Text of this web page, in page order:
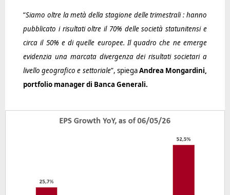
“Siamo oltre la metà della stagione delle trimestrali : hanno
pubblicato i risultati oltre il 70% delle società statunitensi e
circa il 50% e di quelle europee. Il quadro che ne emerge
evidenzia una marcata divergenza dei risultati societari a
livello geografico e settoriale”, spiegaAndrea Mongardini,
portfolio manager di Banca Generali.